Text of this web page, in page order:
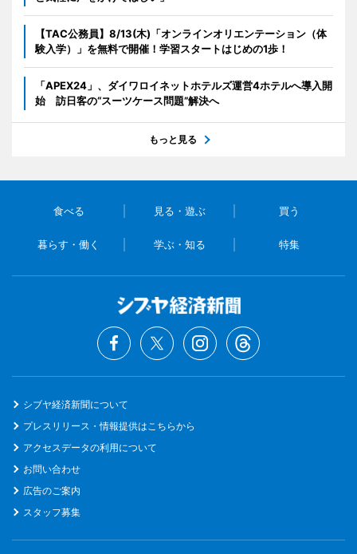
【TAC公務員】8/13(木)「オンラインオリエンテーション（体
験入学）」を無料で開催！学習スタートはじめの1歩！
「APEX24」、ダイワロイネットホテルズ運営4ホテルへ導入開
始 訪日客の“スーツケース問題”解決へ
もっと見る
食べる 見る・遊ぶ 買う
暮らす・働く 学ぶ・知る 特集
シブヤ経済新聞について
プレスリリース・情報提供はこちらから
アクセスデータの利用について
お問い合わせ
広告のご案内
スタッフ募集